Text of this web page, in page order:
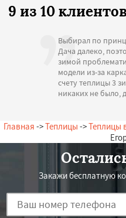
9 из 10
Выбирал по
Дача далеко,
зимой
модели из-за
счету теплицы 3
никаких не было,
Главная ->Теплицы ->Теплицы
Закажи бесплатную